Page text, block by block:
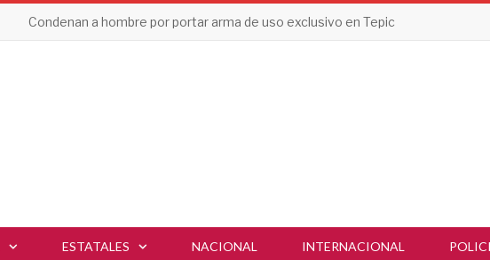
Condenan a hombre por portar arma de uso exclusivo en Tepic
ESTATALES NACIONAL INTERNACIONAL